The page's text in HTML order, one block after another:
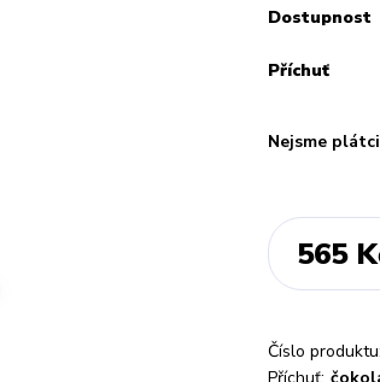
Dostupnost
Příchuť
Nejsme
565
Číslo produktu: